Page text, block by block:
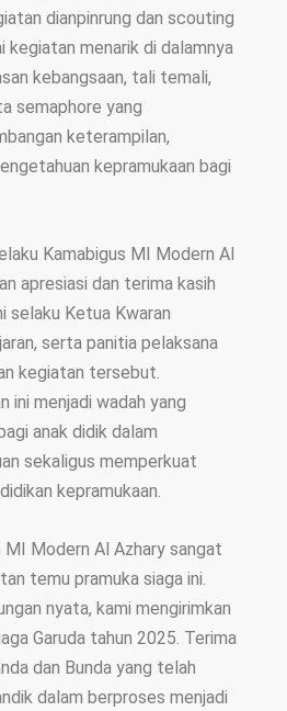
dianpinrung dan scouting
kegiatan menarik di dalamnya
kebangsaan, tali temali,
semaphore yang
keterampilan,
kepramukaan bagi
Kamabigus MI Modern Al
apresiasi dan terima kasih
selaku Ketua Kwaran
serta panitia pelaksana
kegiatan tersebut.
ini menjadi wadah yang
anak didik dalam
sekaligus memperkuat
kepramukaan.
MI Modern Al Azhary sangat
temu pramuka siaga ini.
nyata, kami mengirimkan
Garuda tahun 2025. Terima
dan Bunda yang telah
dalam berproses menjadi